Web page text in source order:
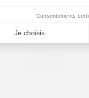
corrige les "Brave